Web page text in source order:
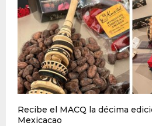
Recibe el MACQ la décima
Mexicacao